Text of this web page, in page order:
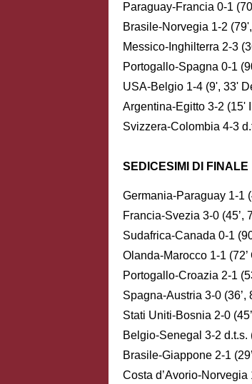
Paraguay-Francia 0-1
Brasile-Norvegia 1-2
Messico-Inghilterra 2-3
Portogallo-Spagna 0-1
USA-Belgio 1-4 (9', 33'
Argentina-Egitto 3-2 (15'
Svizzera-Colombia 4-3
SEDICESIMI DI FINALE
Germania-Paraguay 1-1
Francia-Svezia 3-0 (45’,
Sudafrica-Canada 0-1
Olanda-Marocco 1-1 (72’
Portogallo-Croazia 2-1
Spagna-Austria 3-0 (36’,
Stati Uniti-Bosnia 2-0
Belgio-Senegal 3-2 d.t.s.
Brasile-Giappone 2-1
Costa d’Avorio-Norvegia